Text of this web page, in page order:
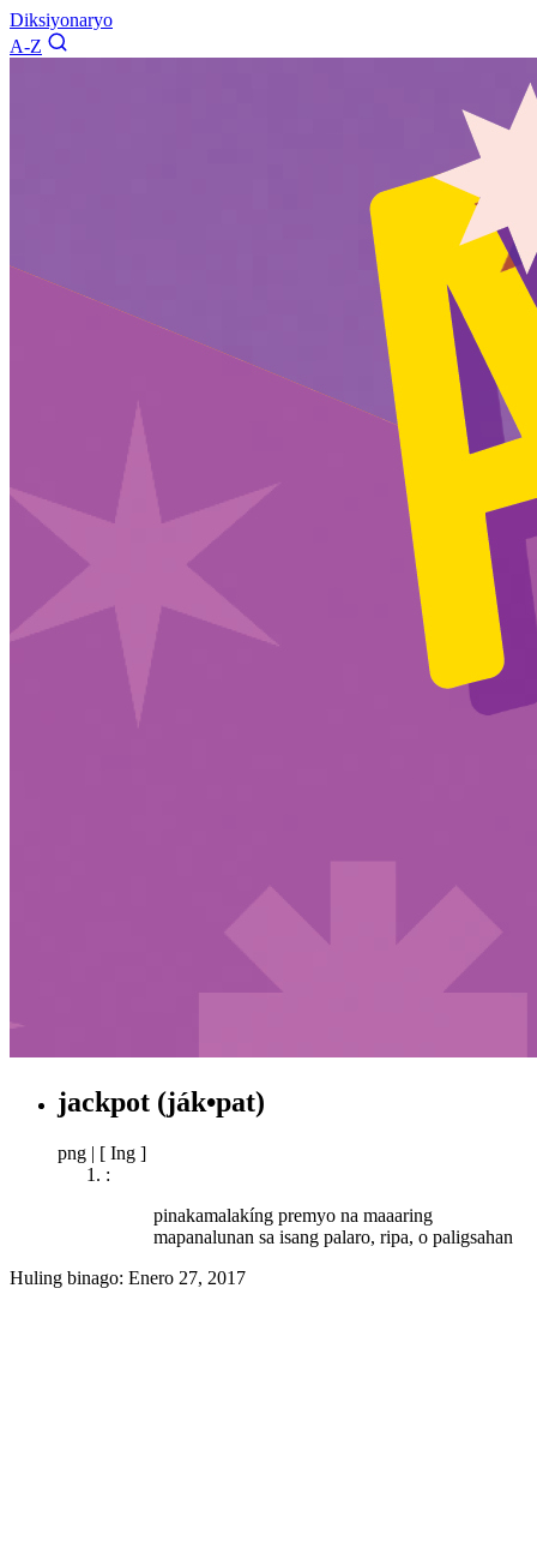
Diksiyonaryo
A-Z
jackpot (ják•pat)
png | [ Ing ]
:
pinakamalakíng premyo na maaaring
mapanalunan sa isang palaro, ripa, o paligsahan
Huling binago: Enero 27, 2017